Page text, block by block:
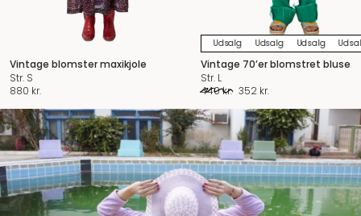
Vintage blomster maxikjole
Str. S
880 kr.
Udsalg Udsalg Udsalg
Vintage 70’er blomstret bluse
Str. L
440kr. Den
pris
var:
440 kr..
352 kr.
pris
er:
352 kr..